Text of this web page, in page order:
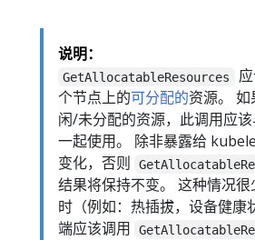
说明：
GetAllocatableResources
个节点上的可分配的资源。
闲/未分配的资源，此调用应该
一起使用。 除非暴露给
变化，否则
结果将保持不变。 这种情况
时（例如：热插拔，设备健康
端应该调用